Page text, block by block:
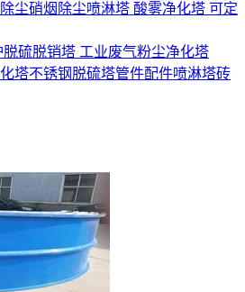
尘硝烟除尘喷淋塔 酸雾净化塔 可定
硫脱销塔 工业废气粉尘净化塔
塔不锈钢脱硫塔管件配件喷淋塔砖